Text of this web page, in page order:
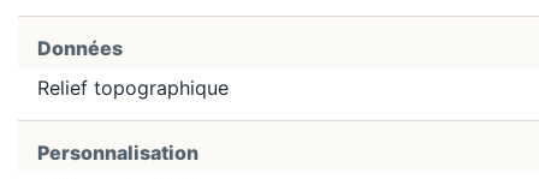
Données
Relief topographique
Personnalisation